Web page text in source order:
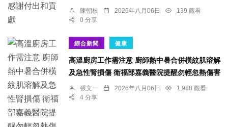
陳朝枝 2026年八月06日
139 觀看
0 分享
綜合新聞 健康
高溫廚房工作需注意 廚師熱中暑合併橫紋肌溶解
及急性腎損傷 衛福部嘉義醫院提醒勿輕忽熱傷害
張文一 2026年八月06日
1,988 觀看
4 分享